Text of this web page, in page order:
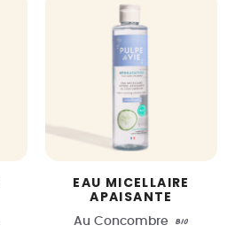
EAU MICELLAIRE
APAISANTE
Au Concombre BIO